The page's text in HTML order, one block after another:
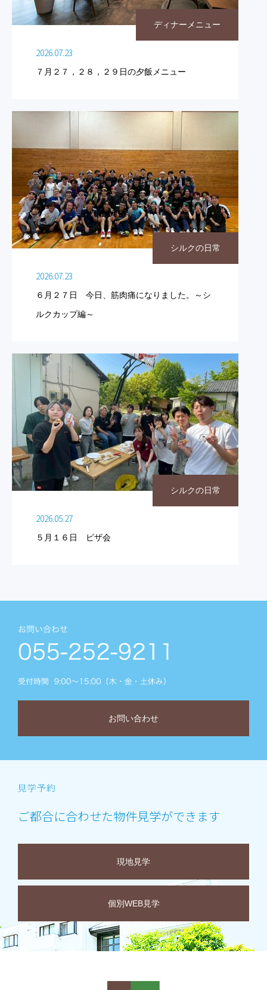
ディナーメニュー
2026.07.23
７月２７，２８，２９日の夕飯メニュー
シルクの日常
2026.07.23
６月２７日 今日、筋肉痛になりました。～シ
ルクカップ編～
シルクの日常
2026.05.27
５月１６日 ピザ会
お問い合わせ
ご都合に合わせた物件見学ができます
現地見学
個別WEB見学